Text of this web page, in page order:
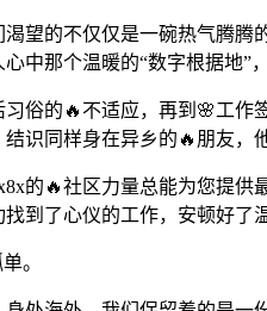
望的不仅仅是一碗热气腾
中那个温暖的“数字根据地”
俗的🔥不适应，再到🌸工
识同样身在异乡的🔥朋友，
的🔥社区力量总能为您提
到了心仪的工作，安顿好了
。